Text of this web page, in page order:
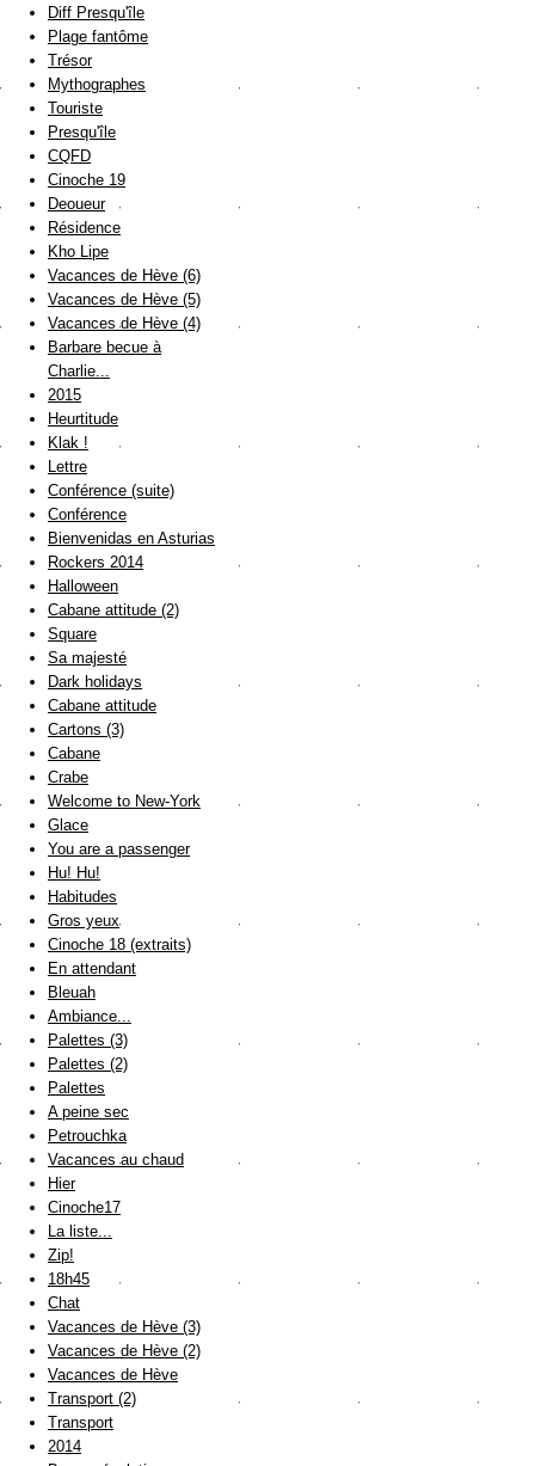
Diff Presqu'île
Plage fantôme
Trésor
Mythographes
Touriste
Presqu'île
CQFD
Cinoche 19
Deoueur
Résidence
Kho Lipe
Vacances de Hève (6)
Vacances de Hève (5)
Vacances de Hève (4)
Barbare becue à
Charlie...
2015
Heurtitude
Klak !
Lettre
Conférence (suite)
Conférence
Bienvenidas en Asturias
Rockers 2014
Halloween
Cabane attitude (2)
Square
Sa majesté
Dark holidays
Cabane attitude
Cartons (3)
Cabane
Crabe
Welcome to New-York
Glace
You are a passenger
Hu! Hu!
Habitudes
Gros yeux
Cinoche 18 (extraits)
En attendant
Bleuah
Ambiance...
Palettes (3)
Palettes (2)
Palettes
A peine sec
Petrouchka
Vacances au chaud
Hier
Cinoche17
La liste...
Zip!
18h45
Chat
Vacances de Hève (3)
Vacances de Hève (2)
Vacances de Hève
Transport (2)
Transport
2014